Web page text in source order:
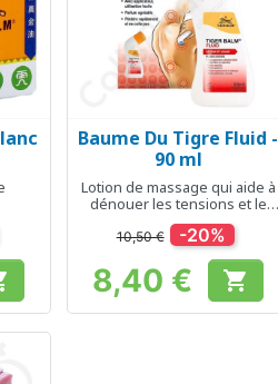
Aperçu rapide
Baume Du Tigre Fluid -
90 ml
Lotion de massage qui aide à
dénouer les tensions et le
stress
10,50 € -20%
Prix
8,40 € 